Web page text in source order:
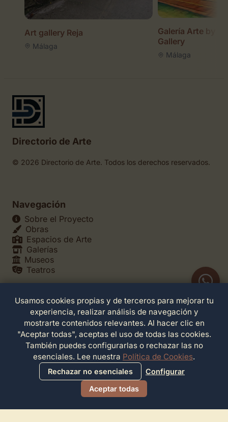
Art gallery Reja
Málaga
Galería Arte by
Gallery
Málaga
Directorio de Arte
© 2026 Directorio de Arte. Todos los derechos reservados.
Navegación
Sobre el Proyecto
Obras
Espacios de Arte
Galerías
Museos
Teatros
Legales
Política de Privacidad
Política de Cookies
Configuración de Cookies
Términos de Servicio
Contacto
Usamos cookies propias y de terceros para mejorar tu
experiencia, realizar análisis de navegación y
mostrarte contenidos relevantes. Al hacer clic en
"Aceptar todas", aceptas el uso de todas las cookies.
También puedes configurarlas o rechazar las no
esenciales. Lee nuestra Política de Cookies.
Rechazar no esenciales
Configurar
Aceptar todas